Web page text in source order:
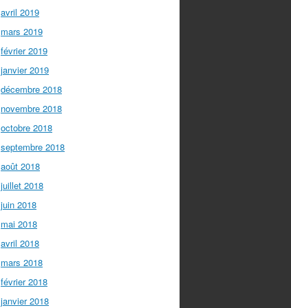
avril 2019
mars 2019
février 2019
janvier 2019
décembre 2018
novembre 2018
octobre 2018
septembre 2018
août 2018
juillet 2018
juin 2018
mai 2018
avril 2018
mars 2018
février 2018
janvier 2018